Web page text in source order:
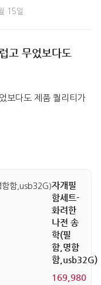
15일
고 무었보다도
보다도 제품 퀄리티가
자개필
함세트-
화려한
나전 송
학(필
함,명함
함,usb32G)
169,980